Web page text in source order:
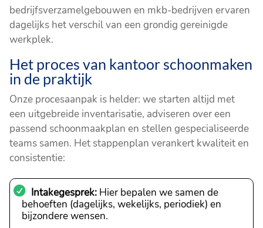
bedrijfsverzamelgebouwen en mkb-bedrijven ervaren
dagelijks het verschil van een grondig gereinigde
werkplek.
Het proces van kantoor schoonmaken
in de praktijk
Onze procesaanpak is helder: we starten altijd met
een uitgebreide inventarisatie, adviseren over een
passend schoonmaakplan en stellen gespecialiseerde
teams samen. Het stappenplan verankert kwaliteit en
consistentie:
Intakegesprek: Hier bepalen we samen de
behoeften (dagelijks, wekelijks, periodiek) en
bijzondere wensen.